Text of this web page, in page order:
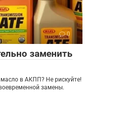
0
заменить
в АКПП? Не рискуйте!
замены.